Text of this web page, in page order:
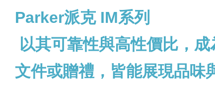
Parker派克 IM系列
以其可靠性與高性價比，
文件或贈禮，皆能展現品味